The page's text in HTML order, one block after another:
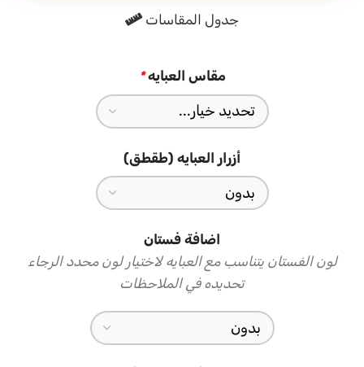
تأتي العباية مع طرحة شيفون باللون البيج مع حافة من النقشات
الوردية المتطابقة لتكمل الإطلالة بتناسق تام، ارتديها بثقة في أي
مناسبة
جدول المقاسات
مقاس العبايه*
أزرار العبايه (طقطق)
اضافة فستان
لون الفستان يتناسب مع العبايه لاختيار لون محدد الرجاء
تحديده في الملاحظات